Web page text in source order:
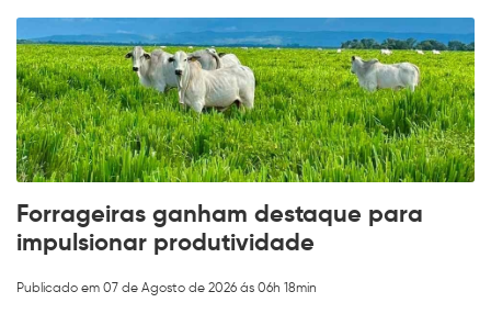
Forrageiras ganham destaque para
impulsionar produtividade
Publicado em 07 de Agosto de 2026 ás 06h 18min